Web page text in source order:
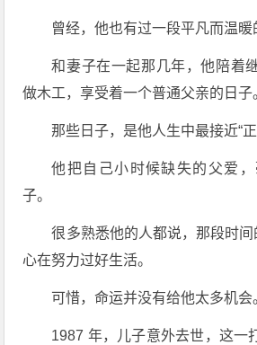
曾经，他也有过一段平凡而温暖
和妻子在一起那几年，他陪着
做木工，享受着一个普通父亲的日子
那些日子，是他人生中最接近“正
他把自己小时候缺失的父爱
子。
很多熟悉他的人都说，那段时
心在努力过好生活。
可惜，命运并没有给他太多机会
1987 年，儿子意外去世，这一